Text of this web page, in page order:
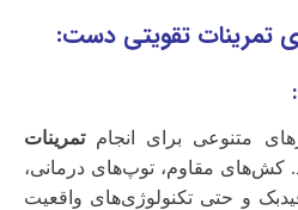
تمرینات تقویتی دست:
متنوعی برای انجامتمرینات
کش‌های مقاوم، توپ‌های درمانی،
و حتی تکنولوژی‌های واقعیت